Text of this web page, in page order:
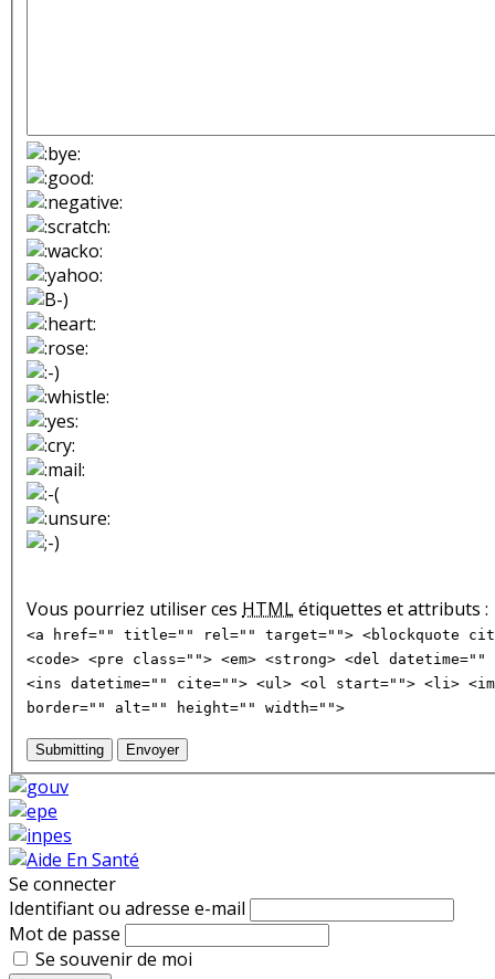
Vous pourriez utiliser ces HTMLétiquettes et attributs :
<a href="" title="" rel="" target=""> <blockquote
<code> <pre class=""> <em> <strong> <del
<ins datetime="" cite=""> <ul> <ol start=""> <li>
border="" alt="" height="" width="">
Submitting Envoyer
Se connecter
Identifiant ou adresse e-mail
Mot de passe
Se souvenir de moi